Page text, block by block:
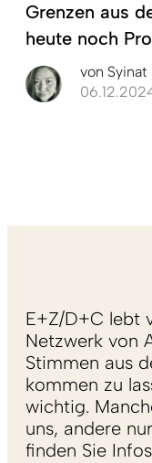
Grenzen aus
heute noch
von Syinat
E+Z/D+C lebt
Netzwerk von
Stimmen aus
kommen zu
wichtig.
uns, andere
finden Sie